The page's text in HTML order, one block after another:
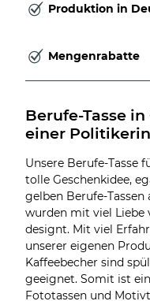
Produktion in
Mengenrabatte
Berufe-Tasse
einer Politikerin
Unsere Berufe-Tasse
tolle Geschenkidee,
gelben Berufe-
wurden mit viel Liebe
designt. Mit viel
unserer eigenen
Kaffeebecher sind
geeignet. Somit ist
Fototassen und